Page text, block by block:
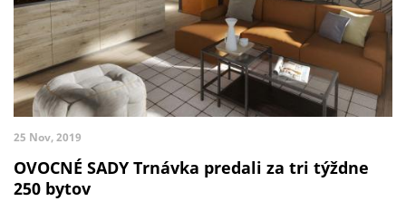
25 Nov, 2019
OVOCNÉ SADY Trnávka predali za tri týždne
250 bytov